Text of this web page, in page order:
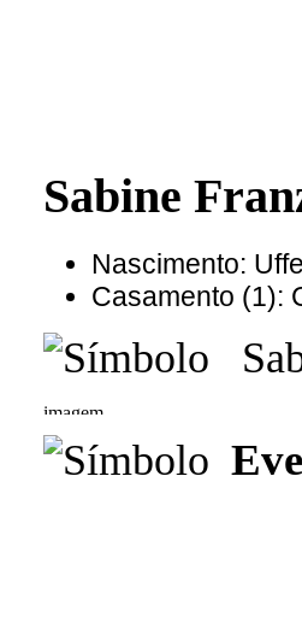
Sabine
Nascimento:
Casamento (1):